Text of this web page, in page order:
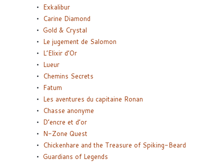
Exkalibur
Carine Diamond
Gold & Crystal
Le jugement de Salomon
L’Elixir d’Or
Lueur
Chemins Secrets
Fatum
Les aventures du capitaine Ronan
Chasse anonyme
D’encre et d’or
N-Zone Quest
Chickenhare and the Treasure of Spiking-Beard
Guardians of Legends